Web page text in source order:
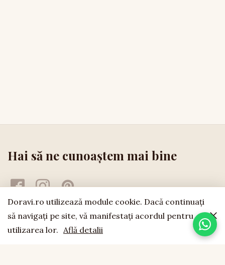
Hai să ne cunoaștem mai bine
Doravi.ro utilizează module cookie. Dacă continuaţi
să navigaţi pe site, vă manifestaţi acordul pentru
utilizarea lor. Află detalii